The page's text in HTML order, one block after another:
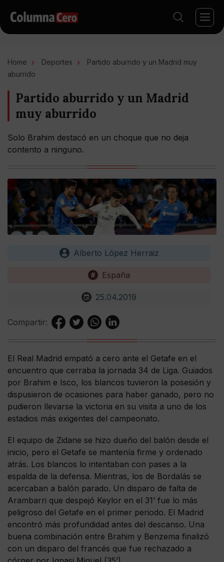
Home Deportes
Partido aburrido y un Madrid muy
aburrido
Partido aburrido y un Madrid
muy aburrido
Solo Brahim destacó en un choque que no deja
contento a ninguno.
Alberto López Herraiz
España
25.04.2019
Compartir:
El Real Madrid empató a cero ante el Getafe en el
encuentro que cerraba la jornada 34 de Liga. Guiados
por Brahim e Isco, los blancos tuvieron la posesión y
dispusieron de ocasiones para haber ganado, pero no
pudieron llevarse la victoria en su visita a uno de los
estadios más exigentes del campeonato.
El equipo de Zidane se hizo dueño del balón desde el
inicio, pero el Getafe se mantenía firme y ordenado
atrás. Los blancos lo intentaban con pases a la
espalda de la defensa. Mientras, los de Bordalás se
acercaban a balón parado. Un disparo de falta de
Arambarri que despejó Keylor en el 31’ fue lo más
peligroso del Getafe en el primer periodo. El Madrid
encontró más profundidad antes del descanso. Una
buena combinación entre Brahim y Benzema finalizó
con un disparo del francés que fue rechazado a